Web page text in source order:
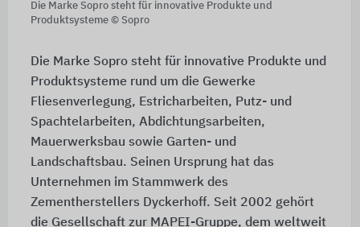
Die Marke Sopro steht für innovative Produkte und
Produktsysteme © Sopro
Die Marke Sopro steht für innovative Produkte und
Produktsysteme rund um die Gewerke
Fliesenverlegung, Estricharbeiten, Putz- und
Spachtelarbeiten, Abdichtungsarbeiten,
Mauerwerksbau sowie Garten- und
Landschaftsbau. Seinen Ursprung hat das
Unternehmen im Stammwerk des
Zementherstellers Dyckerhoff. Seit 2002 gehört
die Gesellschaft zur MAPEI-Gruppe, dem weltweit